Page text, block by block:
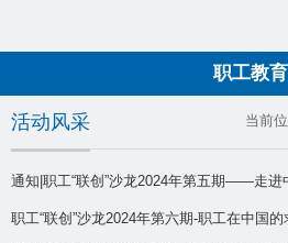
职工教育
当前位
活动风采
通知|职工“联创”沙龙2024年第五期——走进
职工“联创”沙龙2024年第六期-职工在中国